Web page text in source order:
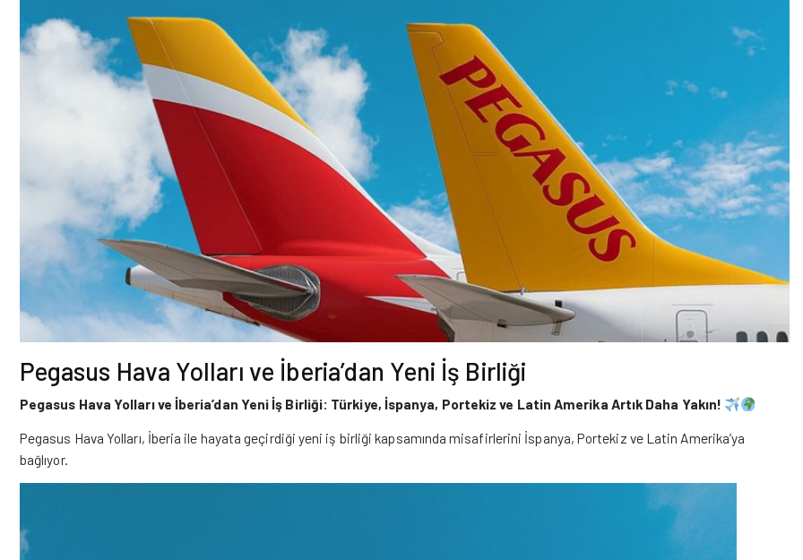
Pegasus Hava Yolları ve İberia’dan Yeni İş Birliği
Pegasus Hava Yolları ve İberia’dan Yeni İş Birliği: Türkiye, İspanya, Portekiz ve Latin Amerika Artık Daha Yakın!
Pegasus Hava Yolları, İberia ile hayata geçirdiği yeni iş birliği kapsamında misafirlerini İspanya, Portekiz ve Latin Amerika’ya
bağlıyor.